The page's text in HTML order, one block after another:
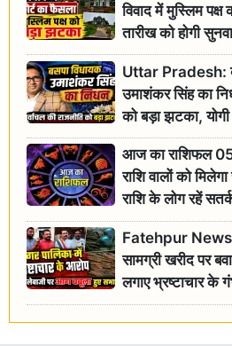
विवाद में मुस्लिम
तारीख को होगी
Uttar Pradesh:
उमाशंकर सिंह का
को बड़ा झटका,
आज का राशिफल
राशि वालों को
राशि के लोग रहें
Fatehpur News:
सामग्री खरीद पर
लगाए भ्रष्टाचार के